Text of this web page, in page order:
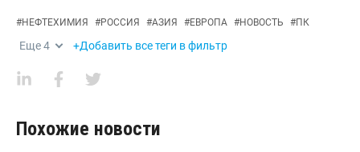
#НЕФТЕХИМИЯ #РОССИЯ #АЗИЯ #ЕВРОПА #НОВОСТЬ #ПК
Еще4 +Добавить все теги в фильтр
Похожие новости